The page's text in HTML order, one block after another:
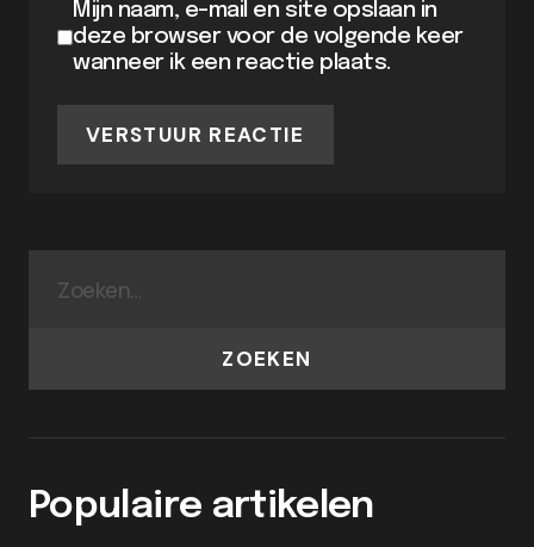
Mijn naam, e-mail en site opslaan in
deze browser voor de volgende keer
wanneer ik een reactie plaats.
VERSTUUR REACTIE
ZOEKEN
Populaire artikelen